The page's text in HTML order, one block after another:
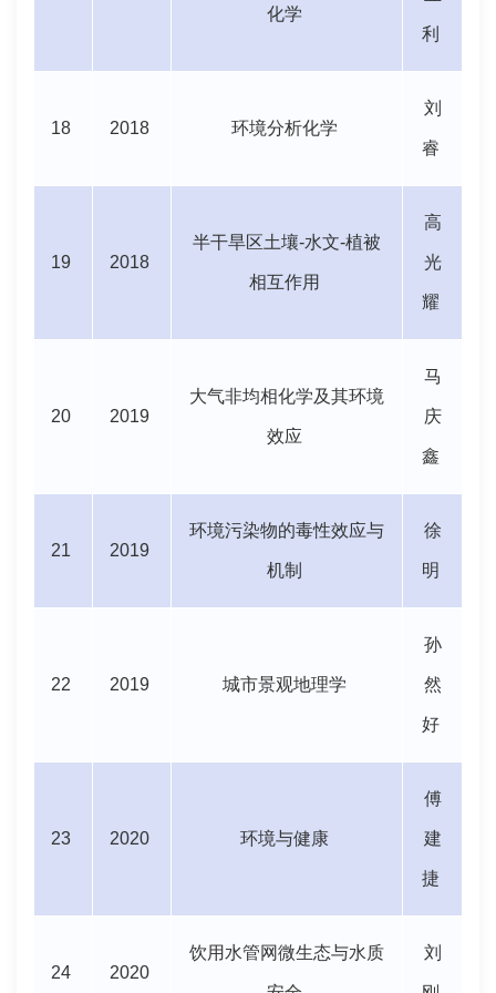
化学
利
18 2018 环境分析化学
刘
睿
19 2018
半干旱区土壤-水文-植被
相互作用
高
光
耀
20 2019
大气非均相化学及其环境
效应
马
庆
鑫
21 2019
环境污染物的毒性效应与
机制
徐
明
22 2019 城市景观地理学
孙
然
好
23 2020 环境与健康
傅
建
捷
24 2020
饮用水管网微生态与水质 刘